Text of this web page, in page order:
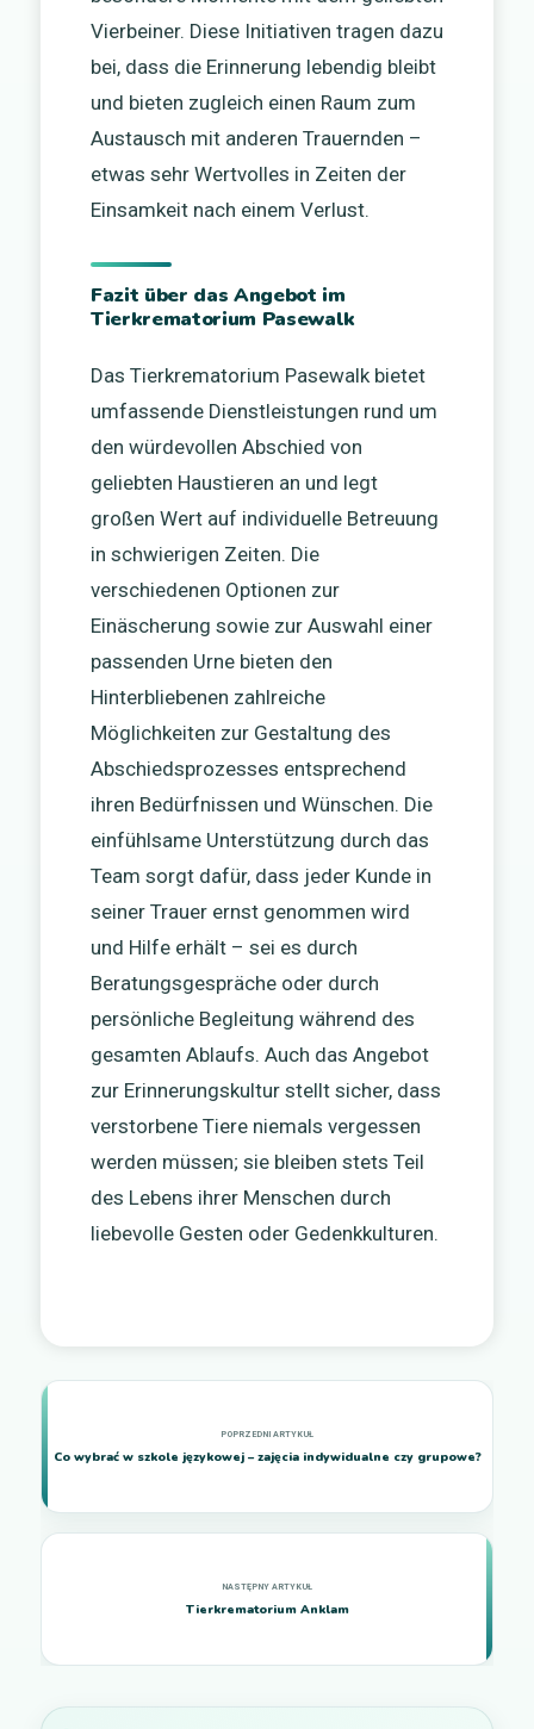
Vierbeiner. Diese Initiativen tragen dazu
bei, dass die Erinnerung lebendig bleibt
und bieten zugleich einen Raum zum
Austausch mit anderen Trauernden –
etwas sehr Wertvolles in Zeiten der
Einsamkeit nach einem Verlust.
Fazit über das Angebot im
Tierkrematorium Pasewalk
Das Tierkrematorium Pasewalk bietet
umfassende Dienstleistungen rund um
den würdevollen Abschied von
geliebten Haustieren an und legt
großen Wert auf individuelle Betreuung
in schwierigen Zeiten. Die
verschiedenen Optionen zur
Einäscherung sowie zur Auswahl einer
passenden Urne bieten den
Hinterbliebenen zahlreiche
Möglichkeiten zur Gestaltung des
Abschiedsprozesses entsprechend
ihren Bedürfnissen und Wünschen. Die
einfühlsame Unterstützung durch das
Team sorgt dafür, dass jeder Kunde in
seiner Trauer ernst genommen wird
und Hilfe erhält – sei es durch
Beratungsgespräche oder durch
persönliche Begleitung während des
gesamten Ablaufs. Auch das Angebot
zur Erinnerungskultur stellt sicher, dass
verstorbene Tiere niemals vergessen
werden müssen; sie bleiben stets Teil
des Lebens ihrer Menschen durch
liebevolle Gesten oder Gedenkkulturen.
Co wybrać w szkole językowej – zajęcia indywidualne czy grupowe?
Tierkrematorium Anklam